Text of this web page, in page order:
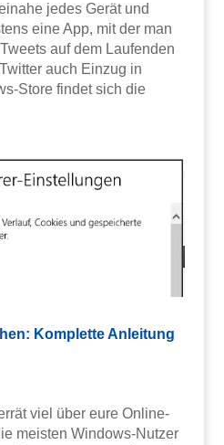
jedes Gerät und
eine App, mit der man
auf dem Laufenden
auch Einzug in
Store findet sich die
Komplette Anleitung
viel über eure Online-
meisten Windows-Nutzer